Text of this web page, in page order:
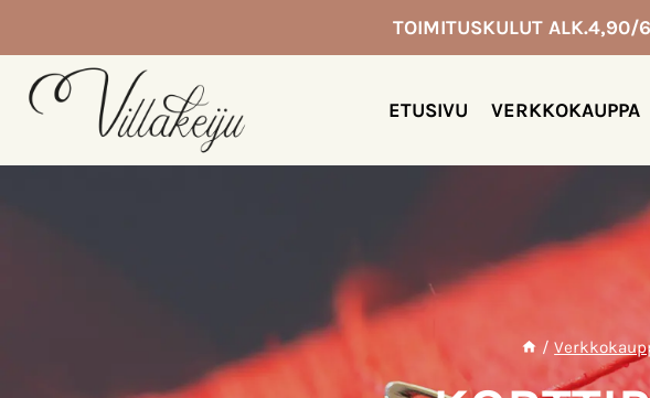
TOIMITUSKULUT ALK.4,90/
ETUSIVU VERKKOKAUPPA
/